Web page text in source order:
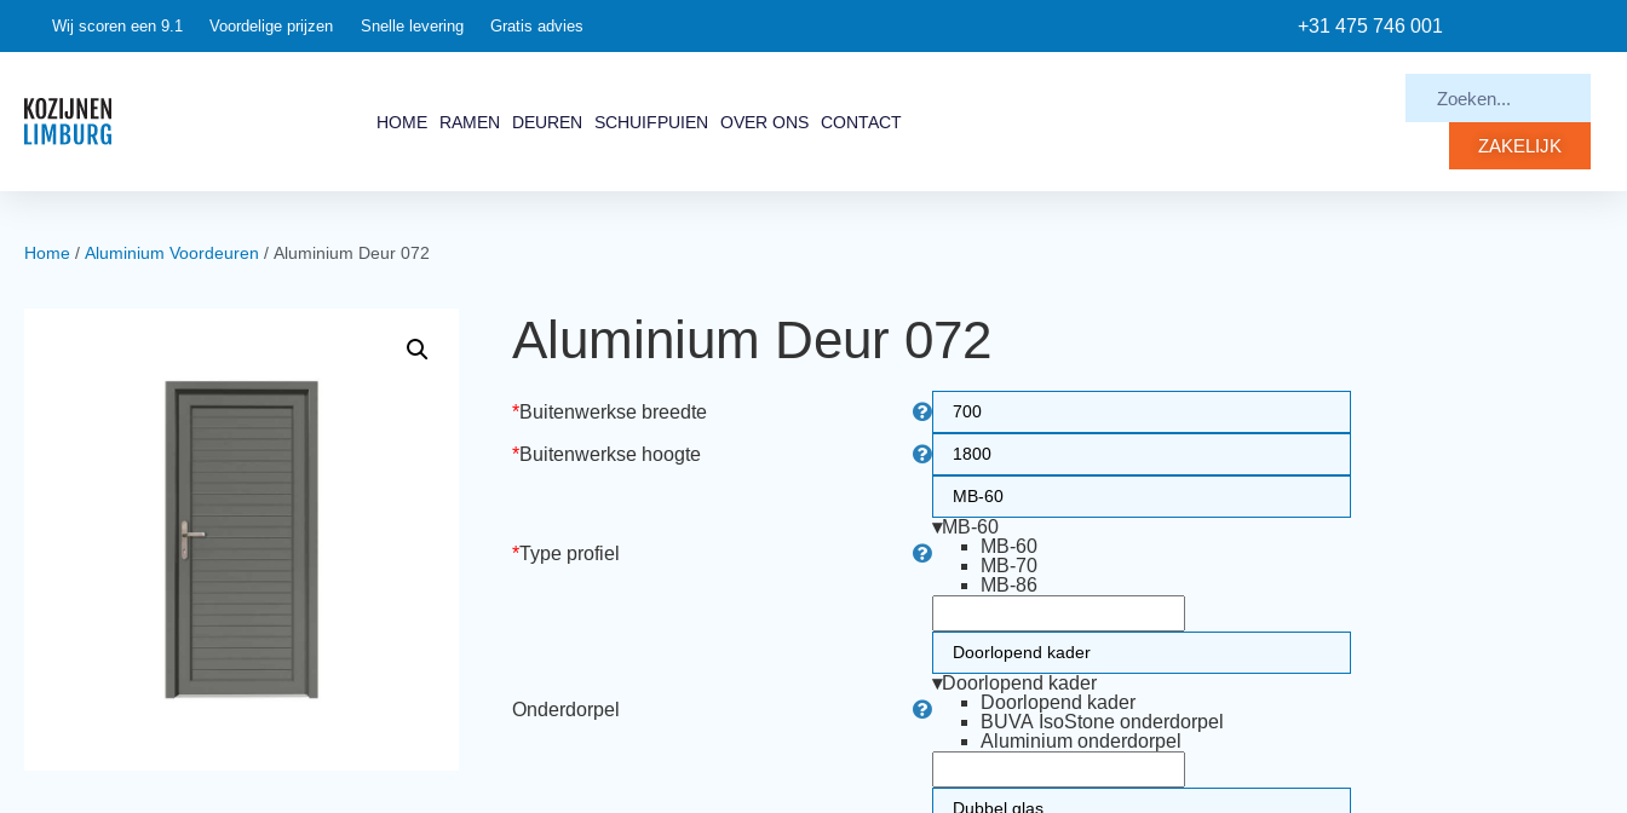
Wij scoren een 9.1 Voordelige prijzen Snelle levering Gratis advies +31 475 746 001
HOME RAMEN DEUREN SCHUIFPUIEN OVER ONS CONTACT
ZAKELIJK
Home / Aluminium Voordeuren / Aluminium Deur 072
Aluminium Deur 072
*Buitenwerkse breedte
*Buitenwerkse hoogte
*Type profiel
MB-60
▾
MB-60
MB-70
MB-86
Onderdorpel
Doorlopend kader
▾
Doorlopend kader
BUVA IsoStone onderdorpel
Aluminium onderdorpel